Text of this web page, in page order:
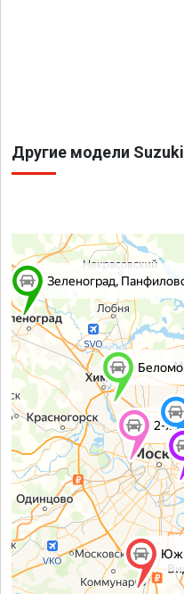
Другие модели Suzuki